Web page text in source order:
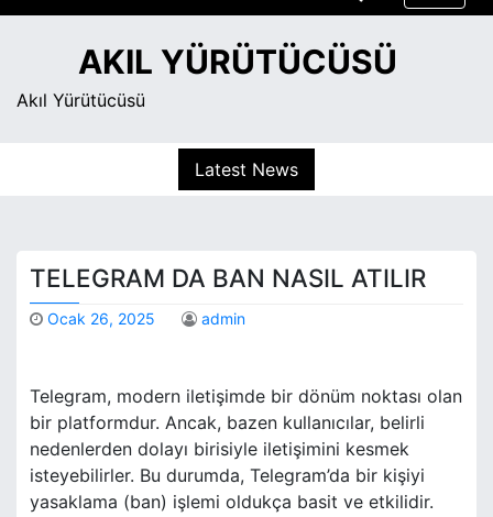
S
AKIL YÜRÜTÜCÜSÜ
Akıl Yürütücüsü
Latest News
TELEGRAM DA BAN NASIL ATILIR
Ocak 26, 2025 admin
Telegram, modern iletişimde bir dönüm noktası olan
bir platformdur. Ancak, bazen kullanıcılar, belirli
nedenlerden dolayı birisiyle iletişimini kesmek
isteyebilirler. Bu durumda, Telegram’da bir kişiyi
yasaklama (ban) işlemi oldukça basit ve etkilidir.